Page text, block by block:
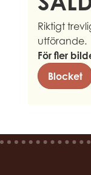
Riktigt
utförande.
För fler
Blocket